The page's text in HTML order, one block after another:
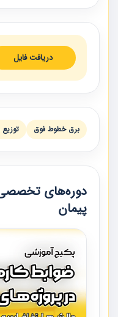
دریافت فایل
برق خطوط فوق
دوره‌های تخصصی
پیمان